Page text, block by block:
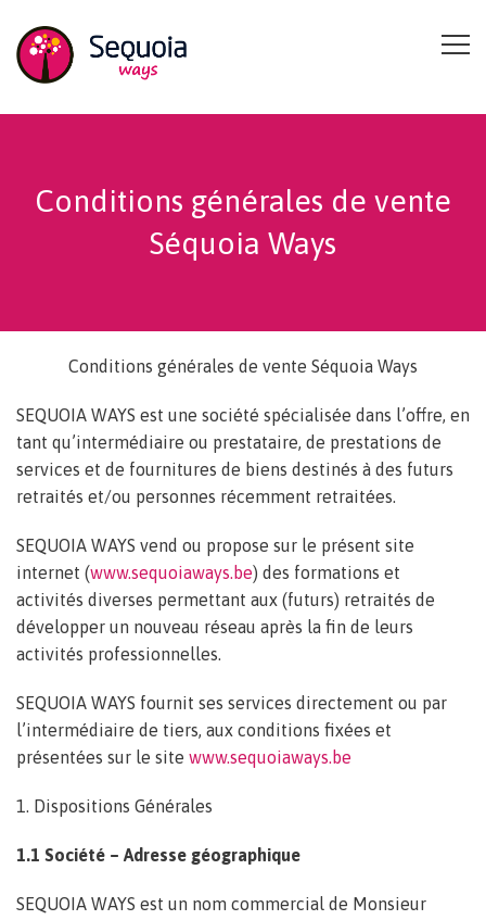
Conditions générales de vente
Séquoia Ways
Conditions générales de vente Séquoia Ways
SEQUOIA WAYS est une société spécialisée dans l’offre, en
tant qu’intermédiaire ou prestataire, de prestations de
services et de fournitures de biens destinés à des futurs
retraités et/ou personnes récemment retraitées.
SEQUOIA WAYS vend ou propose sur le présent site
internet (www.sequoiaways.be) des formations et
activités diverses permettant aux (futurs) retraités de
développer un nouveau réseau après la fin de leurs
activités professionnelles.
SEQUOIA WAYS fournit ses services directement ou par
l’intermédiaire de tiers, aux conditions fixées et
présentées sur le site www.sequoiaways.be
1. Dispositions Générales
1.1 Société – Adresse géographique
SEQUOIA WAYS est un nom commercial de Monsieur